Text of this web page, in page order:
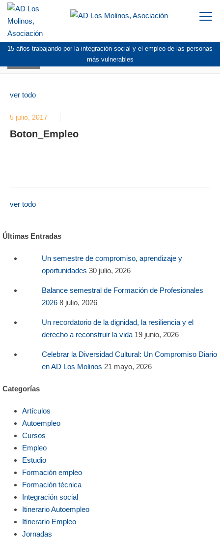
15 años trabajando por la integración social y el empleo de las personas
más vulnerables
ver todo
5 julio, 2017
Boton_Empleo
ver todo
Últimas Entradas
Un semestre de compromiso, aprendizaje y
oportunidades 30 julio, 2026
Balance semestral de Formación de Profesionales
2026 8 julio, 2026
Un recordatorio de la dignidad, la resiliencia y el
derecho a reconstruir la vida 19 junio, 2026
Celebrar la Diversidad Cultural: Un Compromiso Diario
en AD Los Molinos 21 mayo, 2026
Categorías
Artículos
Autoempleo
Cursos
Empleo
Estudio
Formación empleo
Formación técnica
Integración social
Itinerario Autoempleo
Itinerario Empleo
Jornadas